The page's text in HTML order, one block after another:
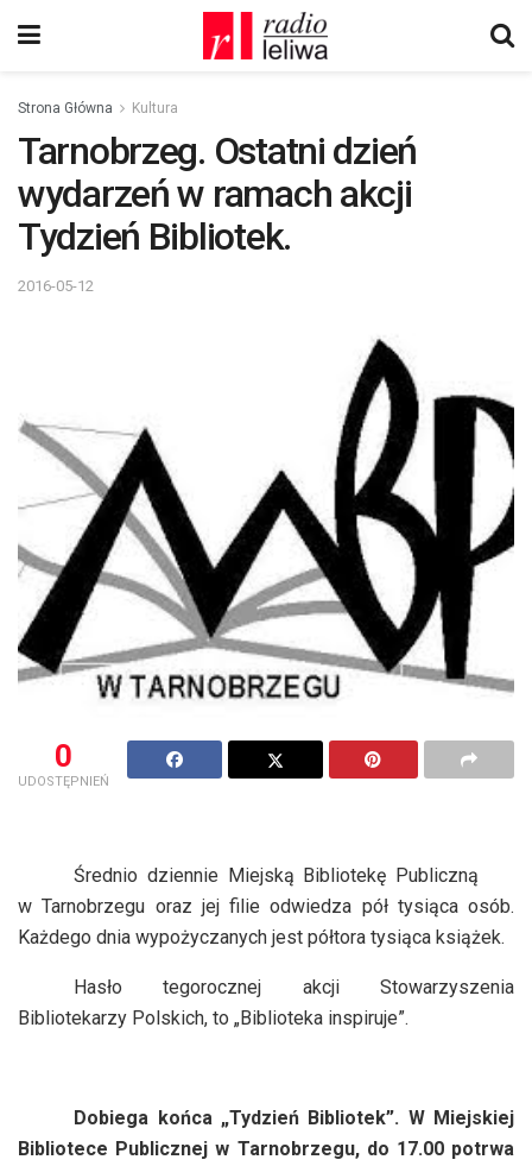
Strona Główna Kultura
Tarnobrzeg. Ostatni dzień
wydarzeń w ramach akcji
Tydzień Bibliotek.
2016-05-12
0
UDOSTĘPNIEŃ
Średnio dziennie Miejską Bibliotekę Publiczną
w Tarnobrzegu oraz jej filie odwiedza pół tysiąca osób.
Każdego dnia wypożyczanych jest półtora tysiąca książek.
Hasło tegorocznej akcji Stowarzyszenia
Bibliotekarzy Polskich, to „Biblioteka inspiruje”.
Dobiega końca „Tydzień Bibliotek”. W Miejskiej
Bibliotece Publicznej w Tarnobrzegu, do 17.00 potrwa